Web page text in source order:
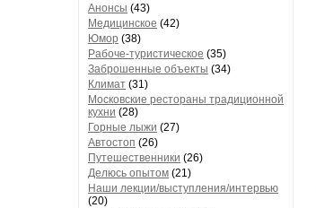
Анонсы (43)
Медицинское (42)
Юмор (38)
Рабоче-туристическое (35)
Заброшенные объекты (34)
Климат (31)
Московские рестораны традиционной
кухни (28)
Горные лыжи (27)
Автостоп (26)
Путешественники (26)
Делюсь опытом (21)
Наши лекции/выступления/интервью
(20)